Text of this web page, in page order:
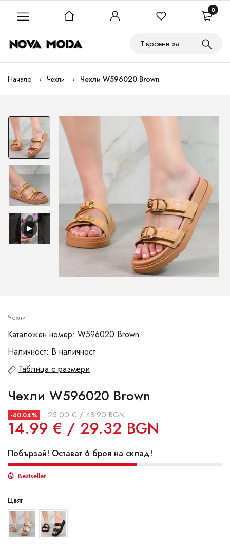
Начало Чехли Чехли W596020 Brown
Чехли
Каталожен номер: W596020 Brown
Наличност: В наличност
Таблица с размери
Чехли W596020 Brown
-40.04% 25.00 € / 48.90 BGN
14.99 € / 29.32 BGN
Побързай! Остават 6 броя на склад!
Bestseller
Цвят
0